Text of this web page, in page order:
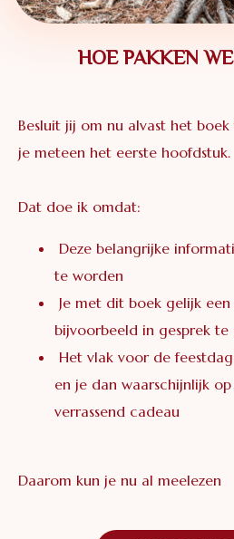
HOE PAKKEN
Besluit jij om nu alvast het
je meteen het eerste hoofdstuk.
Dat doe ik omdat:
Deze belangrijke
te worden
Je met dit boek gelijk
bijvoorbeeld in gesprek
Het vlak voor de
en je dan waarschijnlijk
verrassend cadeau
Daarom kun je nu al meelezen